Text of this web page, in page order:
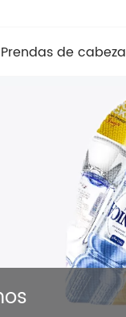
Prendas de cabeza